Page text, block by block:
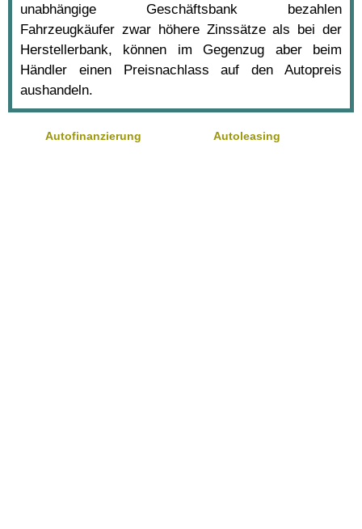
unabhängige Geschäftsbank bezahlen
Fahrzeugkäufer zwar höhere Zinssätze als bei der
Herstellerbank, können im Gegenzug aber beim
Händler einen Preisnachlass auf den Autopreis
aushandeln.
Autofinanzierung Autoleasing